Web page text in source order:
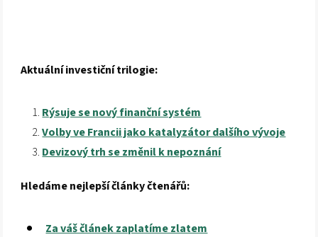
Aktuální investiční trilogie:
Rýsuje se nový finanční systém
Volby ve Francii jako katalyzátor dalšího vývoje
Devizový trh se změnil k nepoznání
Hledáme nejlepší články čtenářů:
Za váš článek zaplatíme zlatem